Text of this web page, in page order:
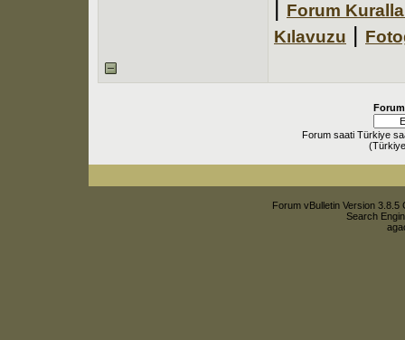
| Forum
Kılavuzu |
Forum saati Türkiye
Forum vBulletin Version
Search